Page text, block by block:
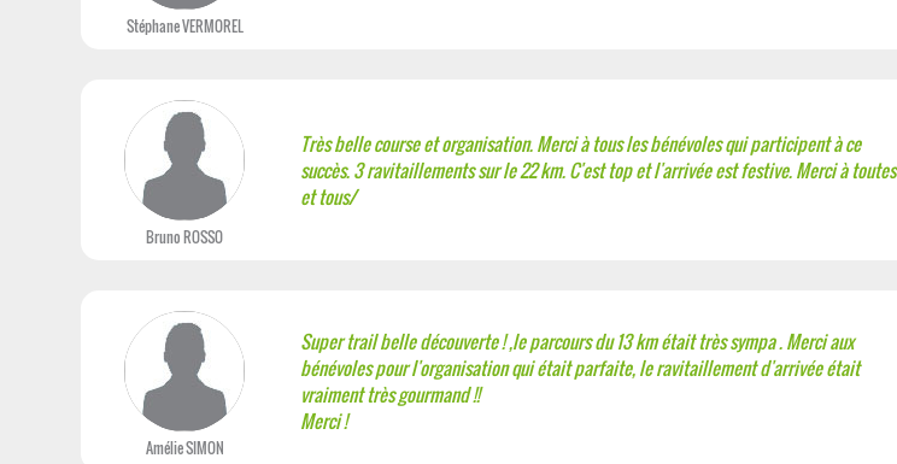
Stéphane VERMOREL
Bruno ROSSO
Très belle course et organisation. Merci à tous les bénévoles qui participent à ce
succès. 3 ravitaillements sur le 22 km. C'est top et l'arrivée est festive. Merci à toutes
et tous/
Amélie SIMON
Super trail belle découverte ! ,le parcours du 13 km était très sympa . Merci aux
bénévoles pour l'organisation qui était parfaite, le ravitaillement d'arrivée était
vraiment très gourmand !!
Merci !